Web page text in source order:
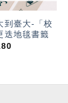
到臺大-「校
迭地毯書籤